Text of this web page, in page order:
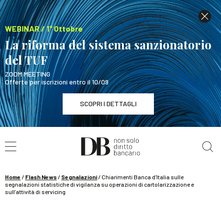
WEBINAR / 1° Ottobre
La riforma del sistema sanzionatorio
del TUF
ZOOM MEETING
Offerte per iscrizioni entro il 10/09
SCOPRI I DETTAGLI
WEBINAR / 1° Ottobre
La riforma del sistema sanzionatorio del TUF
Home / Flash News/ Segnalazioni/Chiarimenti Banca d’Italia sulle
segnalazioni statistiche di vigilanza su operazioni di cartolarizzazione e
sull’attività di servicing